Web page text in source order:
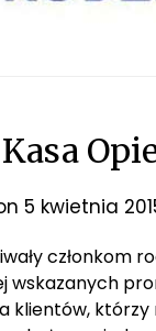
5 kwietnia
członkom
klientów,